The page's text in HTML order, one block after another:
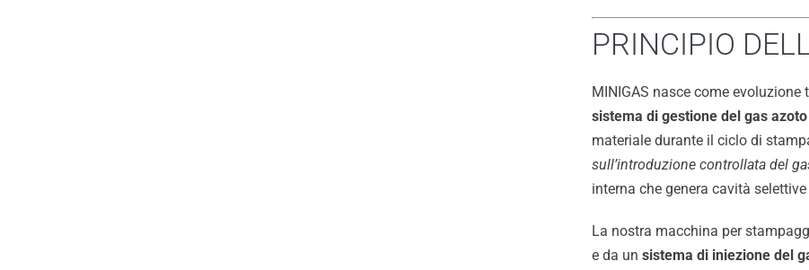
PRINCIPIO
MINIGAS nasce come
sistema di gestione del gas azoto
materiale durante il ciclo di
sull’introduzione controllata del
interna che genera cavità
La nostra macchina per
e da un sistema di iniezione del